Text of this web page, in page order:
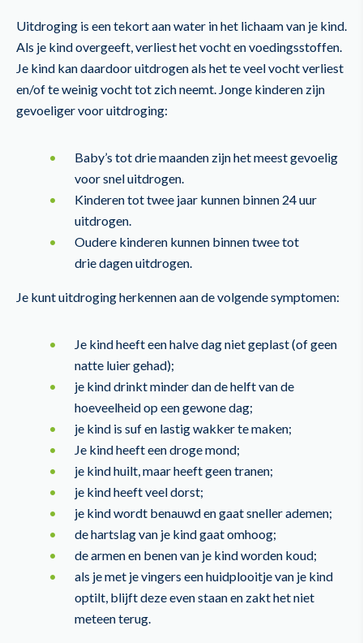
Uitdroging is een tekort aan water in het lichaam van je kind.
Als je kind overgeeft, verliest het vocht en voedingsstoffen.
Je kind kan daardoor uitdrogen als het te veel vocht verliest
en/of te weinig vocht tot zich neemt. Jonge kinderen zijn
gevoeliger voor uitdroging:
Baby’s tot drie maanden zijn het meest gevoelig
voor snel uitdrogen.
Kinderen tot twee jaar kunnen binnen 24 uur
uitdrogen.
Oudere kinderen kunnen binnen twee tot
drie dagen uitdrogen.
Je kunt uitdroging herkennen aan de volgende symptomen:
Je kind heeft een halve dag niet geplast (of geen
natte luier gehad);
je kind drinkt minder dan de helft van de
hoeveelheid op een gewone dag;
je kind is suf en lastig wakker te maken;
Je kind heeft een droge mond;
je kind huilt, maar heeft geen tranen;
je kind heeft veel dorst;
je kind wordt benauwd en gaat sneller ademen;
de hartslag van je kind gaat omhoog;
de armen en benen van je kind worden koud;
als je met je vingers een huidplooitje van je kind
optilt, blijft deze even staan en zakt het niet
meteen terug.